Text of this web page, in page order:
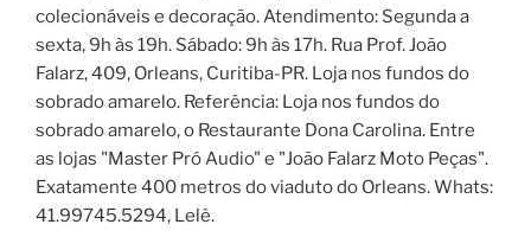
colecionáveis e decoração. Atendimento: Segunda a
sexta, 9h às 19h. Sábado: 9h às 17h. Rua Prof. João
Falarz, 409, Orleans, Curitiba-PR. Loja nos fundos do
sobrado amarelo. Referência: Loja nos fundos do
sobrado amarelo, o Restaurante Dona Carolina. Entre
as lojas "Master Pró Audio" e "João Falarz Moto Peças".
Exatamente 400 metros do viaduto do Orleans. Whats:
41.99745.5294, Lelê.